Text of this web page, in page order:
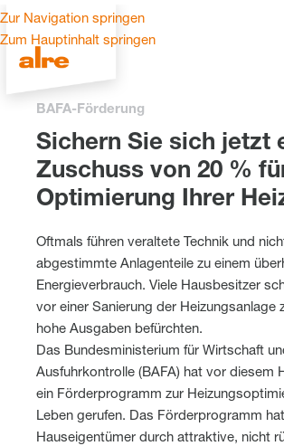
Zur Navigation springen
Zum Hauptinhalt springen
BAFA-Förderung
Sichern Sie sich jetzt
Zuschuss von 20 %
Optimierung Ihrer
Oftmals führen veraltete Technik und
abgestimmte Anlagenteile zu einem
Energieverbrauch. Viele Hausbesitzer
vor einer Sanierung der Heizungsanlage
hohe Ausgaben befürchten.
Das Bundesministerium für Wirtschaft
Ausfuhrkontrolle (BAFA) hat vor diesem
ein Förderprogramm zur
Leben gerufen. Das Förderprogramm
Hauseigentümer durch attraktive, nicht